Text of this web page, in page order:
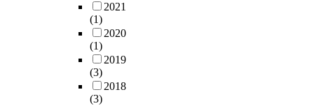
2021
(1)
2020
(1)
2019
(3)
2018
(3)